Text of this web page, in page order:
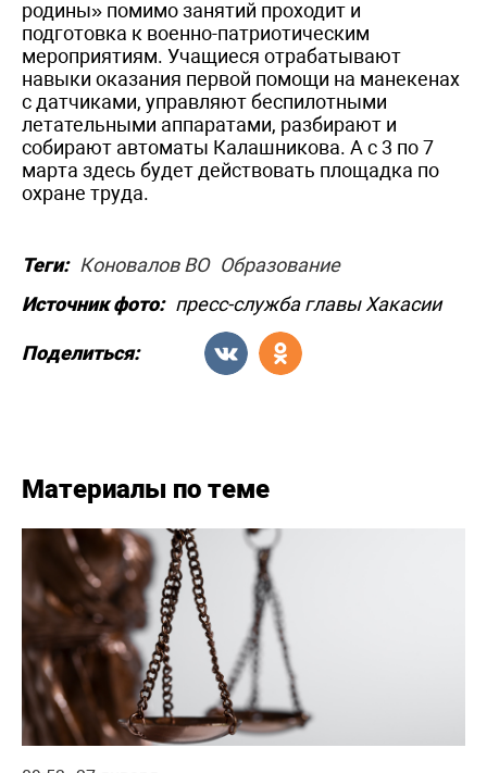
родины» помимо занятий проходит и
подготовка к военно-патриотическим
мероприятиям. Учащиеся отрабатывают
навыки оказания первой помощи на манекенах
с датчиками, управляют беспилотными
летательными аппаратами, разбирают и
собирают автоматы Калашникова. А с 3 по 7
марта здесь будет действовать площадка по
охране труда.
Теги: Коновалов ВО Образование
Источник фото: пресс-служба главы Хакасии
Поделиться:
Материалы по теме